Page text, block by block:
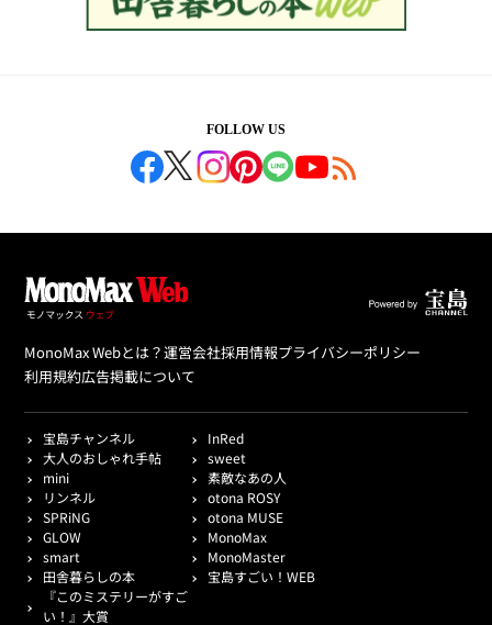
FOLLOW US
MonoMax Webとは？運営会社採用情報プライバシーポリシー
利用規約広告掲載について
宝島チャンネル
InRed
大人のおしゃれ手帖
sweet
mini
素敵なあの人
リンネル
otona ROSY
SPRiNG
otona MUSE
GLOW
MonoMax
smart
MonoMaster
田舎暮らしの本
宝島すごい！WEB
『このミステリーがすご
い！』大賞